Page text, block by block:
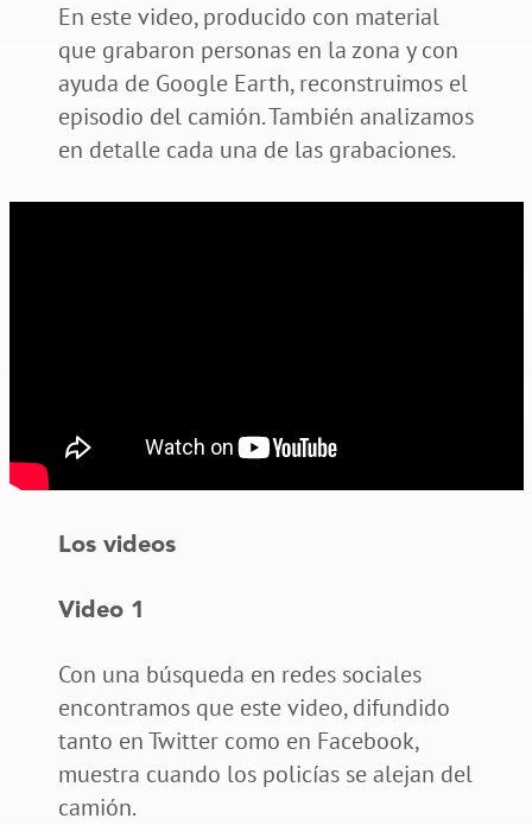
En este video, producido con material
que grabaron personas en la zona y con
ayuda de Google Earth, reconstruimos el
episodio del camión. También analizamos
en detalle cada una de las grabaciones.
Los videos
Video 1
Con una búsqueda en redes sociales
encontramos que este video, difundido
tanto en Twitter como en Facebook,
muestra cuando los policías se alejan del
camión.